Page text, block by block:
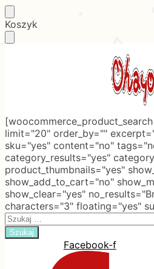
Skip
to
Skip
to
Koszyk
limit="20" order_by=""
sku="yes" content="no"
category_results="yes"
product_thumbnails="yes"
show_add_to_cart="no"
show_clear="yes"
characters="3" floating="yes"
Search
for:
Facebook-f